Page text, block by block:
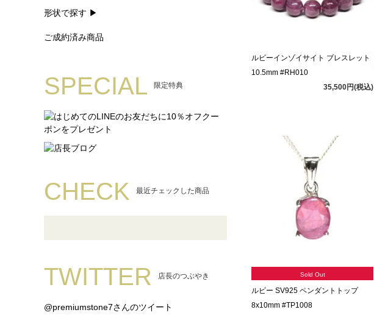
形状で探す ▶
ご成約済み商品
SPECIAL 限定特典
CHECK 最近チェックした商品
TWITTER 店長のつぶやき
@premiumstone7さんのツイート
ルビーインゾイサイト ブレスレット
10.5mm #RH010
35,500円(税込)
Sold Out
ルビー SV925 ペンダントトップ
8x10mm #TP1008